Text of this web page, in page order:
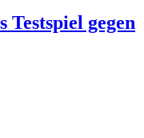
gegen